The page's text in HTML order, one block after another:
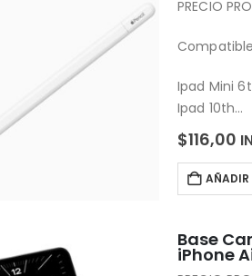
PRECIO
Ipad Mini
Ipad 10th
Ipad Air 4-
Ipad Pro 1-
$116,00
AÑADIR
Base
iPhone